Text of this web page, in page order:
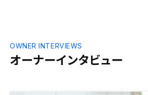
オーナーインタビュー
OWNER INTERVIEWS